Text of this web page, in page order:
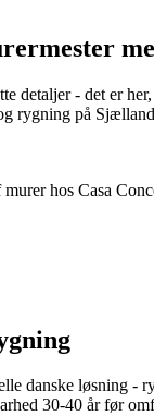
detaljer - det er
rygning på
danske løsning -
30-40 år før